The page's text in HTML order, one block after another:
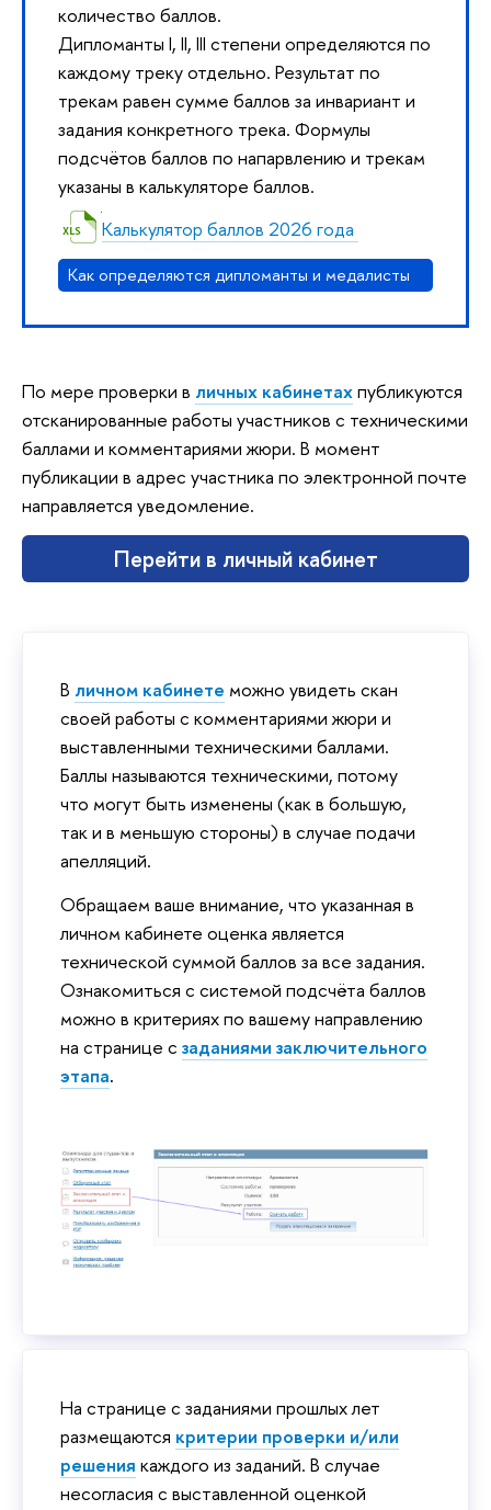
количество баллов.
Дипломанты I, II, III степени определяются по
каждому треку отдельно. Результат по
трекам равен сумме баллов за инвариант и
задания конкретного трека. Формулы
подсчётов баллов по напарвлению и трекам
указаны в калькуляторе баллов.
Калькулятор баллов 2026 года
Как определяются дипломанты и медалисты
По мере проверки в личных кабинетахпубликуются
отсканированные работы участников с техническими
баллами и комментариями жюри. В момент
публикации в адрес участника по электронной почте
направляется уведомление.
Перейти в личный кабинет
В личном кабинете можно увидеть скан
своей работы с комментариями жюри и
выставленными техническими баллами.
Баллы называются техническими, потому
что могут быть изменены (как в большую,
так и в меньшую стороны) в случае подачи
апелляций.
Обращаем ваше внимание, что указанная в
личном кабинете оценка является
технической суммой баллов за все задания.
Ознакомиться с системой подсчёта баллов
можно в критериях по вашему направлению
на странице с заданиями заключительного
этапа.
На странице с заданиями прошлых лет
размещаются критерии проверки и/или
решения каждого из заданий. В случае
несогласия с выставленной оценкой